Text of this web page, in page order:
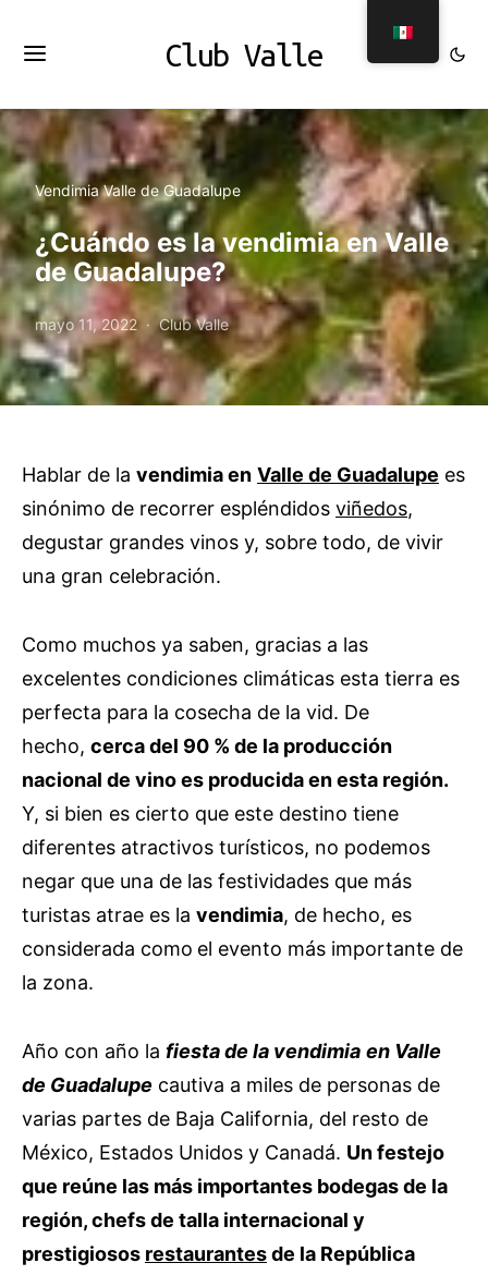
Club Valle
Vendimia Valle de Guadalupe
¿Cuándo es la vendimia en Valle
de Guadalupe?
mayo 11, 2022 Club Valle
Hablar de la vendimia en Valle de Guadalupe es
sinónimo de recorrer espléndidos viñedos,
degustar grandes vinos y, sobre todo, de vivir
una gran celebración.
Como muchos ya saben, gracias a las
excelentes condiciones climáticas esta tierra es
perfecta para la cosecha de la vid. De
hecho, cerca del 90 % de la producción
nacional de vino es producida en esta región.
Y, si bien es cierto que este destino tiene
diferentes atractivos turísticos, no podemos
negar que una de las festividades que más
turistas atrae es la vendimia, de hecho, es
considerada como el evento más importante de
la zona.
Año con año la fiesta de la vendimia en Valle
de Guadalupe cautiva a miles de personas de
varias partes de Baja California, del resto de
México, Estados Unidos y Canadá. Un festejo
que reúne las más importantes bodegas de la
región, chefs de talla internacional y
prestigiosos restaurantesde la República